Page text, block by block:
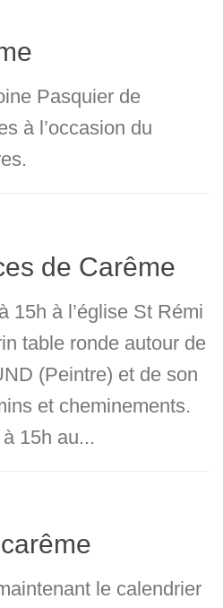
Pasquier de
à l’occasion du
de Carême
15h à l’église St Rémi
table ronde autour de
(Peintre) et de son
et cheminements.
15h au...
le calendrier